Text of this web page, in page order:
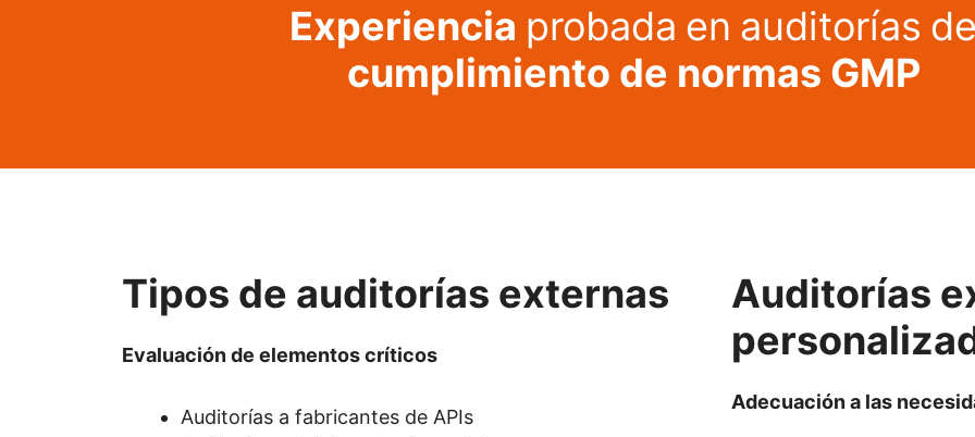
Experiencia probada en auditorías
cumplimiento de normas GMP
Tipos de auditorías externas
Evaluación de elementos críticos
Auditorías a fabricantes de APIs
Auditorías
Adecuación a las